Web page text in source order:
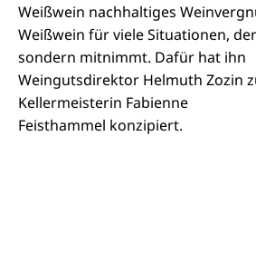
Weißwein nachhaltiges
Weißwein für viele Situationen,
sondern mitnimmt. Dafür hat ihn
Weingutsdirektor Helmuth Zozin
Kellermeisterin Fabienne
Feisthammel konzipiert.